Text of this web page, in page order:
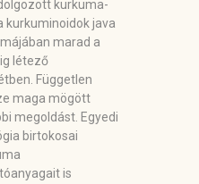
kurkuma-
kurkuminoidok java
marad a
létező
Független
maga mögött
megoldást. Egyedi
birtokosai
is